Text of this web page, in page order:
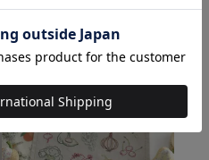
¥572税込
カートに入れる